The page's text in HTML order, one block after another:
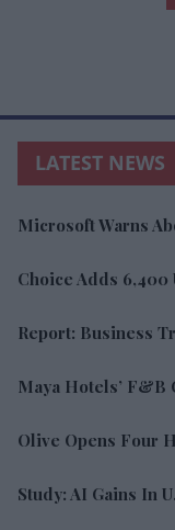
LATEST NEWS
Microsoft Warns
Choice Adds 6,400
Report: Business
Maya Hotels’ F&B
Olive Opens Four
Study: AI Gains In